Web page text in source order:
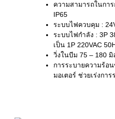
ความสามารถในกา
IP65
ระบบไฟควบคุม :
ระบบไฟกำลัง : 3P
เป็น 1P 220VAC
วิ่งในบีม 75 – 180 มิ
การระบายความร้อ
มอเตอร์ ช่วยเร่งกา